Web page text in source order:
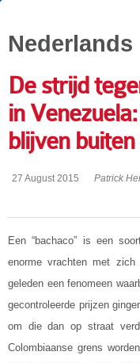
Nederlands
De strijd
in
blijven
27 August 2015 Patrick
Een “bachaco” is een
enorme vrachten met zich
geleden een fenomeen
gecontroleerde prijzen
om die dan op straat
Colombiaanse grens